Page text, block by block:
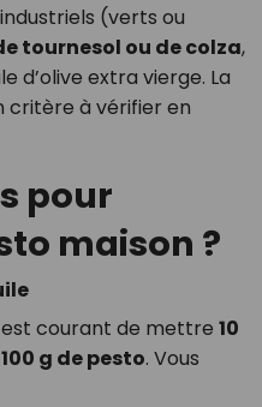
(verts ou
tournesol ou de colza,
d’olive extra vierge. La
critère à vérifier en
pour
maison ?
est courant de mettre 10
g de pesto. Vous